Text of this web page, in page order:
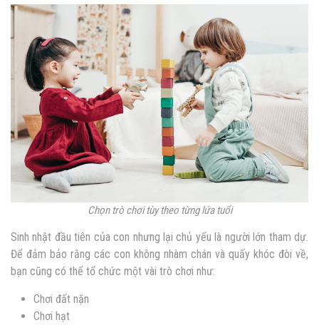
Chọn trò chơi tùy theo từng lứa tuổi
Sinh nhật đầu tiên của con nhưng lại chủ yếu là người lớn tham dự.
Để đảm bảo rằng các con không nhàm chán và quấy khóc đòi về,
bạn cũng có thể tổ chức một vài trò chơi như:
Chơi đất nặn
Chơi hạt